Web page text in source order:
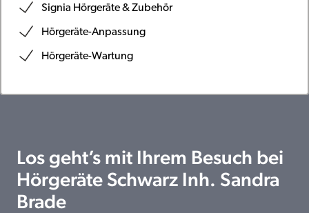
Signia Hörgeräte & Zubehör
Hörgeräte-Anpassung
Hörgeräte-Wartung
Los geht’s mit Ihrem Besuch bei
Hörgeräte Schwarz Inh. Sandra
Brade